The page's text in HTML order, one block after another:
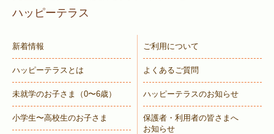
ハッピーテラス
新着情報
ハッピーテラスとは
未就学のお子さま （0〜6歳）
小学生〜高校生のお子さま
ご利用について
よくあるご質問
ハッピーテラスのお知らせ
保護者・利用者の皆さまへ
お知らせ